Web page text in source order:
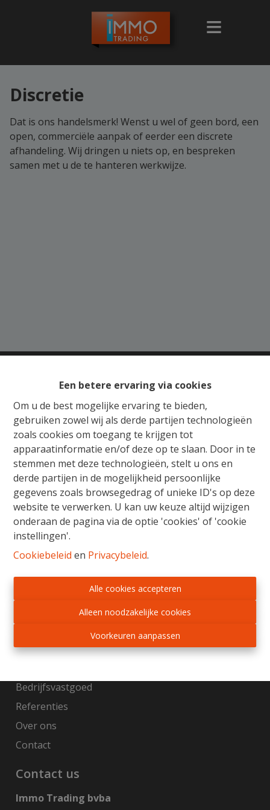
Een betere ervaring via cookies
Om u de best mogelijke ervaring te bieden,
gebruiken zowel wij als derde partijen technologieën
zoals cookies om toegang te krijgen tot
apparaatinformatie en/of deze op te slaan. Door in te
stemmen met deze technologieën, stelt u ons en
derde partijen in de mogelijkheid persoonlijke
gegevens zoals browsegedrag of unieke ID's op deze
website te verwerken. U kan uw keuze altijd wijzigen
onderaan de pagina via de optie 'cookies' of 'cookie
instellingen'.
Cookiebeleid en Privacybeleid.
Alle cookies accepteren
Alleen noodzakelijke cookies
Voorkeuren aanpassen
Discretie
Dat is ons handelsmerk! Wenst u wel of geen bord, een
open, commerciële aanpak of eerder een discrete
afhandeling. Wij dringen u niets op, en bespreken
samen met u de te hanteren werkwijze.
Ons verkoopsteam staat u bij met raad en daad
voor de aankoop, verkoop, huur of verhuur van
vastgoed. Wij begeleiden u van begin tot einde,
van schatting tot notarieel schrijven en het in
orde brengen van alle administratieve
formaliteiten. Wij adviseren en onderhandelen
met beide partijen, zodat elke vastgoedzaak in
een mum van tijd kan worden beklonken.
Gratis schatting
Te huur
Bedrijfsvastgoed
Referenties
Over ons
Contact
Contact us
Immo Trading bvba